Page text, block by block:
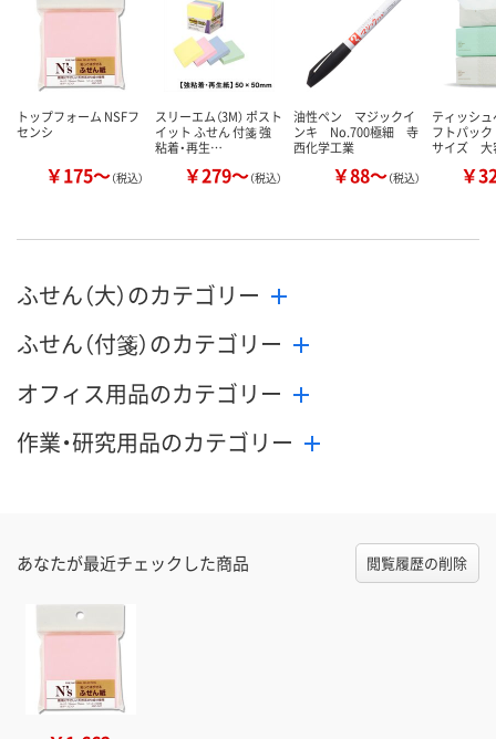
数量
カゴへ カゴへ
お取り扱い
トップフォーム NSFフ
センシ
￥175～（税込）
スリーエム（3M） ポスト
イット ふせん 付箋 強
粘着・再生…
￥279～（税込）
油性ペン マジックイ
ンキ No.700極細 寺
西化学工業
￥88～（税込）
ティッシ
フトパッ
サイズ
￥
ふせん（大）のカテゴリー
ふせん（付箋）のカテゴリー
オフィス用品のカテゴリー
作業・研究用品のカテゴリー
あなたが最近チェックした商品 閲覧履歴の削除